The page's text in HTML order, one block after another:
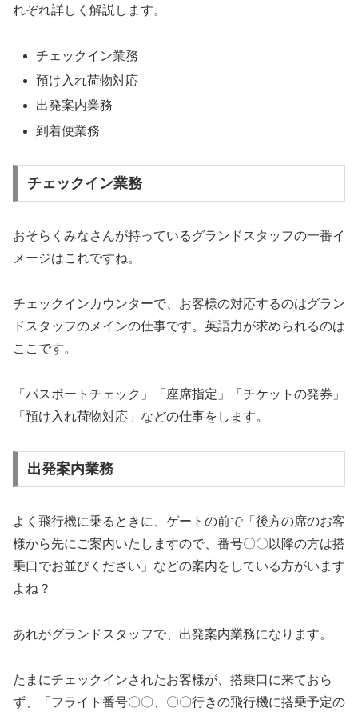
れぞれ詳しく解説します。
チェックイン業務
預け入れ荷物対応
出発案内業務
到着便業務
チェックイン業務
おそらくみなさんが持っているグランドスタッフの一番イ
メージはこれですね。
チェックインカウンターで、お客様の対応するのはグラン
ドスタッフのメインの仕事です。英語力が求められるのは
ここです。
「パスポートチェック」「座席指定」「チケットの発券」
「預け入れ荷物対応」などの仕事をします。
出発案内業務
よく飛行機に乗るときに、ゲートの前で「後方の席のお客
様から先にご案内いたしますので、番号〇〇以降の方は搭
乗口でお並びください」などの案内をしている方がいます
よね？
あれがグランドスタッフで、出発案内業務になります。
たまにチェックインされたお客様が、搭乗口に来ておら
ず、「フライト番号〇〇、〇〇行きの飛行機に搭乗予定の